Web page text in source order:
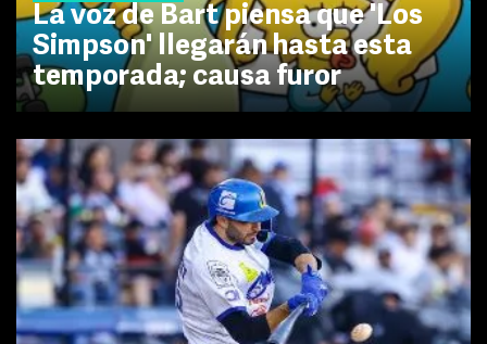
La voz de Bart piensa que 'Los
Simpson' llegarán hasta esta
temporada; causa furor